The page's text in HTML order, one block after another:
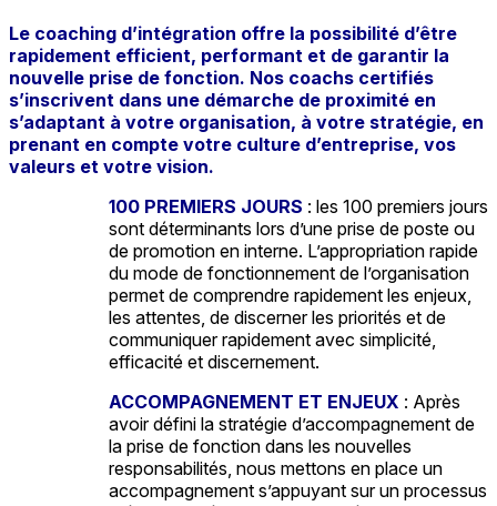
Le coaching d’intégration offre la possibilité d’être
rapidement efficient, performant et de garantir la
nouvelle prise de fonction. Nos coachs certifiés
s’inscrivent dans une démarche de proximité en
s’adaptant à votre organisation, à votre stratégie, en
prenant en compte votre culture d’entreprise, vos
valeurs et votre vision.
100 PREMIERS JOURS : les 100 premiers jours
sont déterminants lors d’une prise de poste ou
de promotion en interne. L’appropriation rapide
du mode de fonctionnement de l’organisation
permet de comprendre rapidement les enjeux,
les attentes, de discerner les priorités et de
communiquer rapidement avec simplicité,
efficacité et discernement.
ACCOMPAGNEMENT ET ENJEUX : Après
avoir défini la stratégie d’accompagnement de
la prise de fonction dans les nouvelles
responsabilités, nous mettons en place un
accompagnement s’appuyant sur un processus